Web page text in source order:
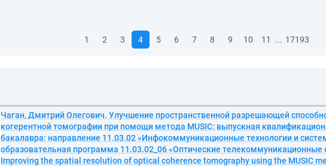
1 2 3 4 5 6 7 8 9 10 11 ... 17193
Чаган, Дмитрий Олегович. Улучшение пространственной разрешающей
когерентной томографии при помощи метода MUSIC: выпускная
бакалавра: направление 11.03.02 «Инфокоммуникационные технологии и
образовательная программа 11.03.02_06 «Оптические телекоммуникационные
Improving the spatial resolution of optical coherence tomography using the MUSIC